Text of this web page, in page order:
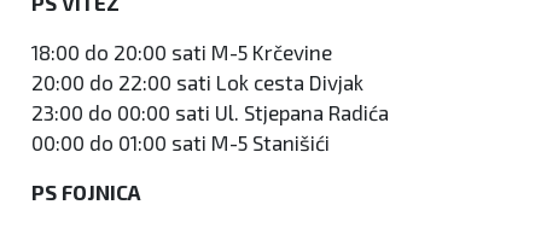
18:00 do 20:00 sati M-5 Krčevine
20:00 do 22:00 sati Lok cesta Divjak
23:00 do 00:00 sati Ul. Stjepana Radića
00:00 do 01:00 sati M-5 Stanišići
PS FOJNICA